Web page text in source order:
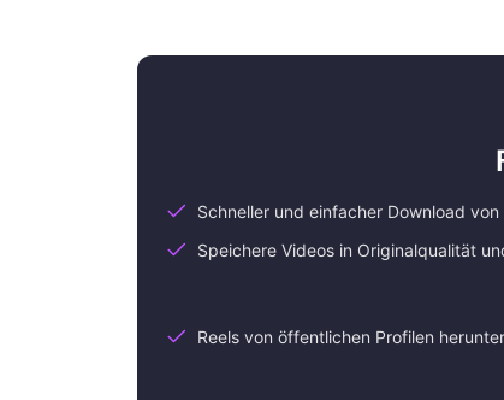
Schneller und einfacher Download
Speichere Videos in Originalqualität
Reels von öffentlichen Profilen